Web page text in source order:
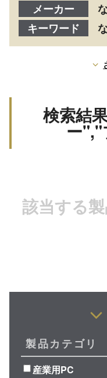
メーカー
キーワード
検索結
ー","
該当する
製品カテゴリ
産業用PC